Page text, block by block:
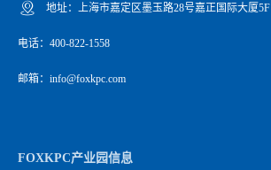
地址：上海市嘉定区墨玉路28号嘉正国际大厦5F
电话：400-822-1558
邮箱：info@foxkpc.com
FOXKPC产业园信息